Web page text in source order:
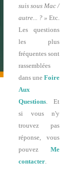
suis sous Mac /
autre... ? » Etc.
Les questions
les plus
fréquentes sont
rassemblées
dans une Foire
Aux
Questions . Et
si vous n'y
trouvez pas
réponse, vous
pouvez Me
contacter